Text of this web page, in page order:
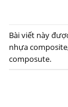
Bài viết này
nhựa composite
composute.